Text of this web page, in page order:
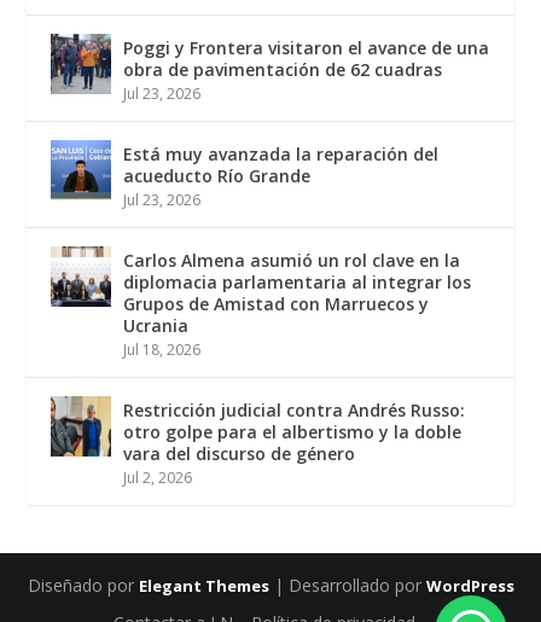
Poggi y Frontera visitaron el avance de una
obra de pavimentación de 62 cuadras
Jul 23, 2026
Está muy avanzada la reparación del
acueducto Río Grande
Jul 23, 2026
Carlos Almena asumió un rol clave en la
diplomacia parlamentaria al integrar los
Grupos de Amistad con Marruecos y
Ucrania
Jul 18, 2026
Restricción judicial contra Andrés Russo:
otro golpe para el albertismo y la doble
vara del discurso de género
Jul 2, 2026
Diseñado por Elegant Themes| Desarrollado por WordPress